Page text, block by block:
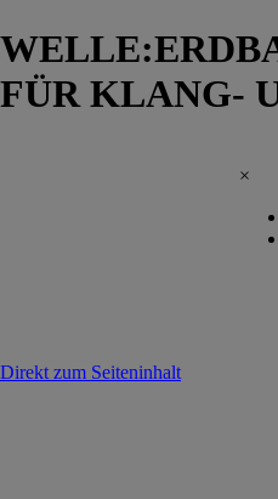
FÜR KLANG-
×
Direkt zum Seiteninhalt